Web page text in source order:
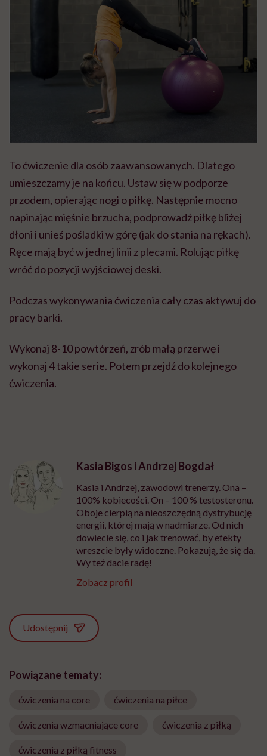
To ćwiczenie dla osób zaawansowanych. Dlatego
umieszczamy je na końcu. Ustaw się w podporze
przodem, opierając nogi o piłkę. Następnie mocno
napinając mięśnie brzucha, podprowadź piłkę bliżej
dłoni i unieś pośladki w górę (jak do stania na rękach).
Ręce mają być w jednej linii z plecami. Rolując piłkę
wróć do pozycji wyjściowej deski.
Podczas wykonywania ćwiczenia cały czas aktywuj do
pracy barki.
Wykonaj 8-10 powtórzeń, zrób małą przerwę i
wykonaj 4 takie serie. Potem przejdź do kolejnego
ćwiczenia.
Kasia Bigos i Andrzej Bogdał
Kasia i Andrzej, zawodowi trenerzy. Ona –
100% kobiecości. On – 100 % testosteronu.
Oboje cierpią na nieoszczędną dystrybucję
energii, której mają w nadmiarze. Od nich
dowiecie się, co i jak trenować, by efekty
wreszcie były widoczne. Pokazują, że się da.
Wy też dacie radę!
Zobacz profil
Udostępnij
Powiązane tematy:
ćwiczenia na core ćwiczenia na piłce
ćwiczenia wzmacniające core ćwiczenia z piłką
ćwiczenia z piłką fitness